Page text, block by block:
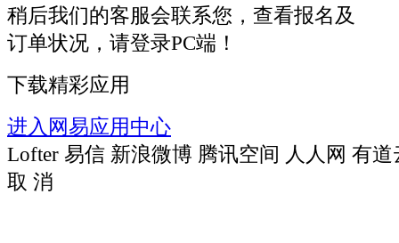
稍后我们的客服会联系您，查看报名及
订单状况，请登录PC端！
下载精彩应用
进入网易应用中心
Lofter 易信 新浪微博 腾讯空间 人人网 有道
取 消